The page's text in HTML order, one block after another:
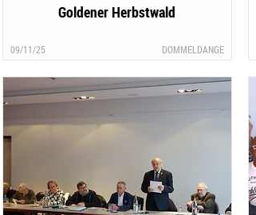
Goldener Herbstwald
09/11/25 DOMMELDANGE